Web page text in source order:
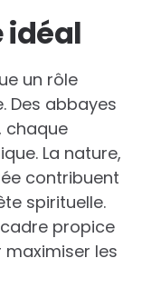
idéal
un rôle
Des abbayes
chaque
La nature,
contribuent
spirituelle.
propice
les